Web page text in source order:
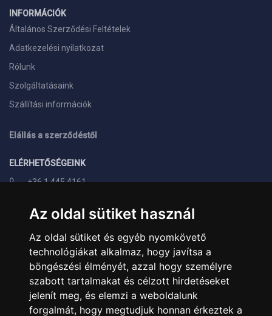
Az oldal sütiket használ
Az oldal sütiket és egyéb nyomkövető
technológiákat alkalmaz, hogy javítsa a
böngészési élményét, azzal hogy személyre
szabott tartalmakat és célzott hirdetéseket
jelenít meg, és elemzi a weboldalunk
forgalmát, hogy megtudjuk honnan érkeztek a
INFORMÁCIÓK
Általános Szerződési Feltételek
Adatkezelési nyilatkozat
Rólunk
Szolgáltatásaink
Szállítási információk
Elállás a szerződéstől
ELÉRHETŐSÉGEINK
+36 1 445 4161
info@landcomputer.hu
1148 Budapest, Nagy Lajos király útja 24.
Nyitvatartás és kapcsolat
PARTNEREINK